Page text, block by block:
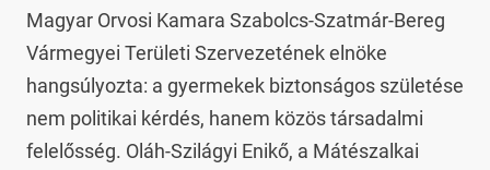
Magyar Orvosi Kamara Szabolcs-Szatmár-Bereg
Vármegyei Területi Szervezetének elnöke
hangsúlyozta: a gyermekek biztonságos születése
nem politikai kérdés, hanem közös társadalmi
felelősség. Oláh-Szilágyi Enikő, a Mátészalkai